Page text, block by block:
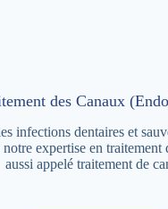
des Canaux
infections dentaires et
notre expertise en traitement
aussi appelé traitement de